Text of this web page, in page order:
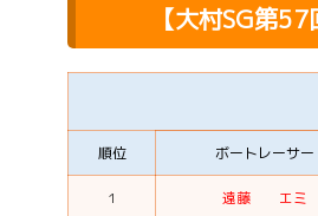
【大村SG第
順位 ボートレーサー
1 遠藤 エミ